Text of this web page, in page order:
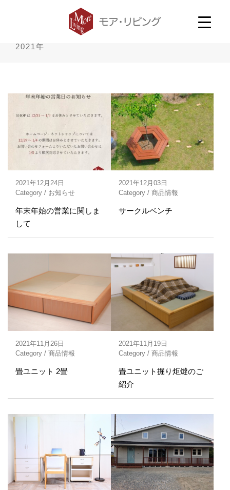
2021年
2021年12月24日
Category / お知らせ
年末年始の営業に関しま
して
2021年12月03日
Category / 商品情報
サークルベンチ
2021年11月26日
Category / 商品情報
畳ユニット 2畳
2021年11月19日
Category / 商品情報
畳ユニット掘り炬燵のご
紹介